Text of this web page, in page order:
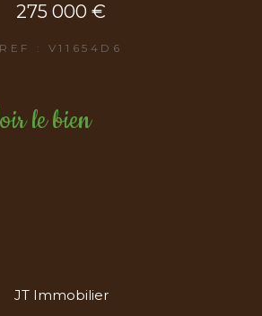
275 000 €
REF : V11654D6
le bien
JT Immobilier